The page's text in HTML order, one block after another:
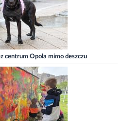
centrum Opola mimo deszczu